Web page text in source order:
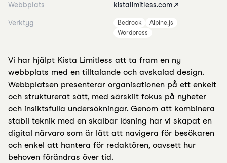
Webbplats kistalimitless.com
Verktyg Bedrock
Alpine.js
Wordpress
Vi har hjälpt Kista Limitless att ta fram en ny
webbplats med en tilltalande och avskalad design.
Webbplatsen presenterar organisationen på ett enkelt
och strukturerat sätt, med särskilt fokus på nyheter
och insiktsfulla undersökningar. Genom att kombinera
stabil teknik med en skalbar lösning har vi skapat en
digital närvaro som är lätt att navigera för besökaren
och enkel att hantera för redaktören, oavsett hur
behoven förändras över tid.